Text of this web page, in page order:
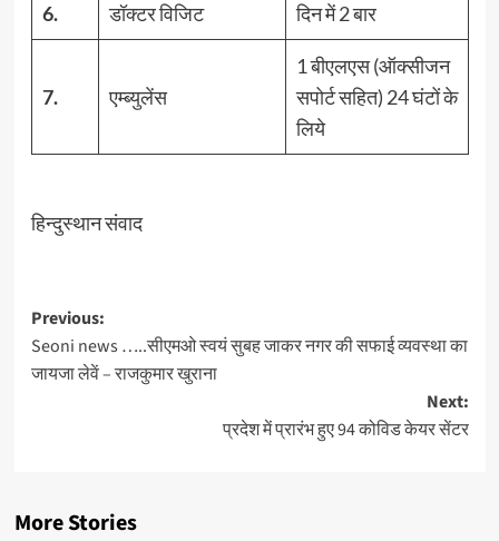
6. डॉक्टर विजिट दिन में 2 बार
7. एम्ब्युलेंस
1 बीएलएस (ऑक्सीजन
सपोर्ट सहित) 24 घंटों के
लिये
हिन्दुस्थान संवाद
Post
navigation
Previous:
Seoni news …..सीएमओ स्वयं सुबह जाकर नगर की सफाई व्यवस्था का
जायजा लेवें – राजकुमार खुराना
Next:
प्रदेश में प्रारंभ हुए 94 कोविड केयर सेंटर
More Stories